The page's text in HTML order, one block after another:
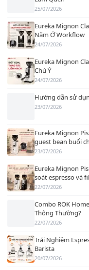
25/07/2026
Eureka Mignon
Nằm Ở Workflow
24/07/2026
Eureka Mignon
Chú Ý
24/07/2026
Hướng dẫn sử
23/07/2026
Eureka Mignon
guest bean buổi
23/07/2026
Eureka Mignon
soát espresso và
22/07/2026
Combo ROK
Thông Thường?
22/07/2026
Trải Nghiệm
Barista
20/07/2026